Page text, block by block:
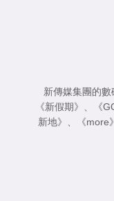
新傳媒集團的
《新假期》 、 《
新地》 、 《more》